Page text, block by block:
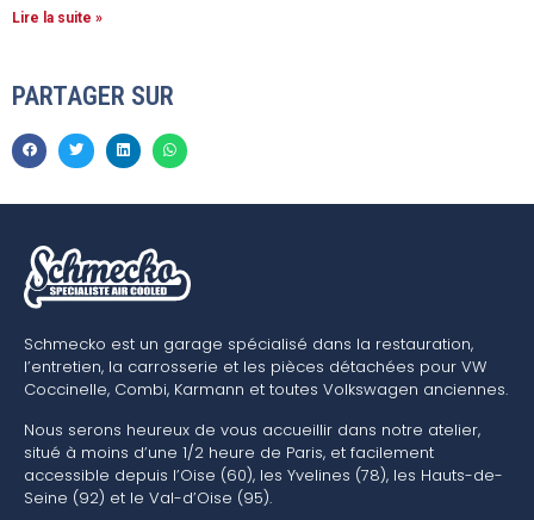
Lire la suite »
PARTAGER SUR
Schmecko est un garage spécialisé dans la restauration,
l’entretien, la carrosserie et les pièces détachées pour VW
Coccinelle, Combi, Karmann et toutes Volkswagen anciennes.
Nous serons heureux de vous accueillir dans notre atelier,
situé à moins d’une 1/2 heure de Paris, et facilement
accessible depuis l’Oise (60), les Yvelines (78), les Hauts-de-
Seine (92) et le Val-d’Oise (95).